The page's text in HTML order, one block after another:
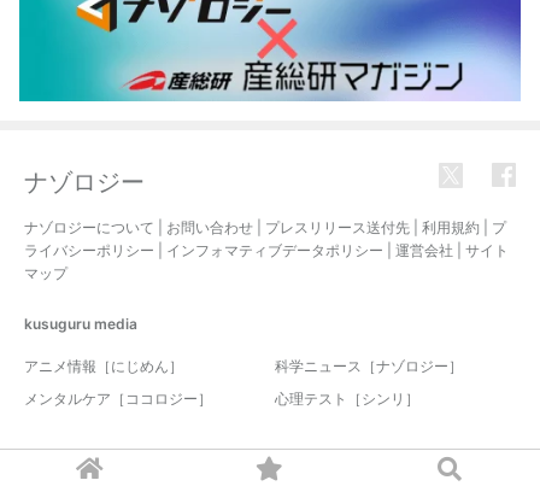
ナゾロジー
ナゾロジーについて お問い合わせ プレスリリース送付先 利用規約
プ
ライバシーポリシー
インフォマティブデータポリシー 運営会社
サイト
マップ
kusuguru media
アニメ情報［にじめん］
科学ニュース［ナゾロジー］
メンタルケア［ココロジー］
心理テスト［シンリ］
© 2017-2026 nazology. all rights reserved.